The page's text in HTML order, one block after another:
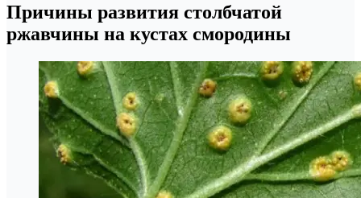
Причины развития столбчатой
ржавчины на кустах смородины